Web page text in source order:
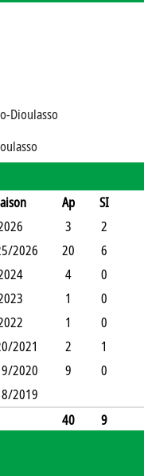
Dioulasso
Ap
SI
CR Min3
2
0 131
2026 20
6
0 1360
4
0
0 3601
0
0 901
0
0 90
2021 2
1
0 127
2020 9
0
0
2019
40
9